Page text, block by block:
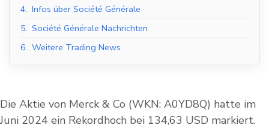
4. Infos über Société Générale
5. Société Générale Nachrichten
6. Weitere Trading News
Die Aktie von Merck & Co (WKN: A0YD8Q) hatte im
Juni 2024 ein Rekordhoch bei 134,63 USD markiert.